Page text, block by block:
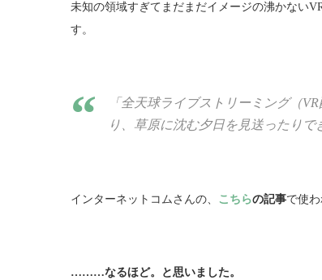
未知の領域すぎてまだまだイメージの沸かない
す。
「全天球ライブストリーミング（
り、草原に沈む夕日を見送ったりで
インターネットコムさんの、 こちらの記事で使わ
………なるほど。と思いました。